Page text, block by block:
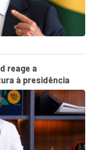
reage a
à presidência